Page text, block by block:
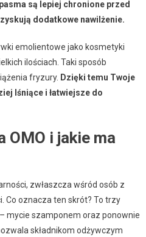
są lepiej chronione przed
dodatkowe nawilżenie.
emolientowe jako kosmetyki
ilościach. Taki sposób
fryzury. Dzięki temu Twoje
lśniące i łatwiejsze do
OMO i jakie ma
zwłaszcza wśród osób z
Co oznacza ten skrót? To trzy
– mycie szamponem oraz ponownie
składnikom odżywczym